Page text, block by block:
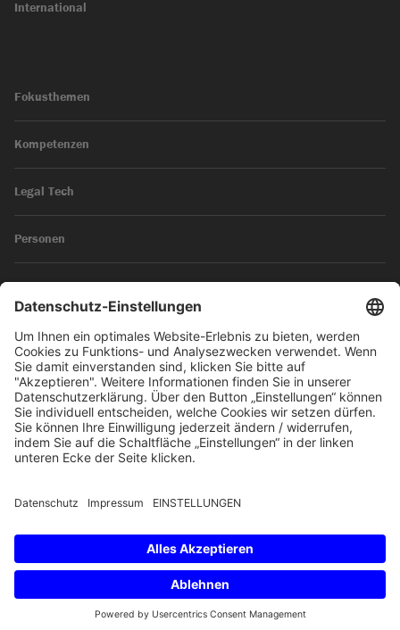
International
Fokusthemen
Kompetenzen
Legal Tech
Personen
News
Impressum
Datenschutz